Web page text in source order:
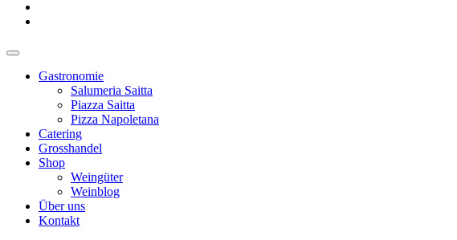
Gastronomie
Salumeria Saitta
Piazza Saitta
Pizza Napoletana
Catering
Grosshandel
Shop
Weingüter
Weinblog
Über uns
Kontakt